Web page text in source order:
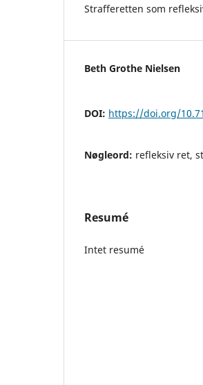
Strafferetten som
Beth Grothe Nielsen
DOI: https://doi.org/
Nøgleord: refleksiv ret,
Resumé
Intet resumé